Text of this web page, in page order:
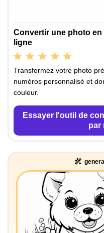
Convertir une photo
ligne
Transformez votre photo
numéros personnalisé et
couleur.
Essayer l'outil de
par